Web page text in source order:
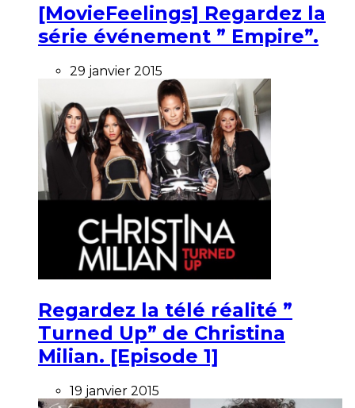
[MovieFeelings] Regardez la
série événement ” Empire”.
29 janvier 2015
Regardez la télé réalité ”
Turned Up” de Christina
Milian. [Episode 1]
19 janvier 2015